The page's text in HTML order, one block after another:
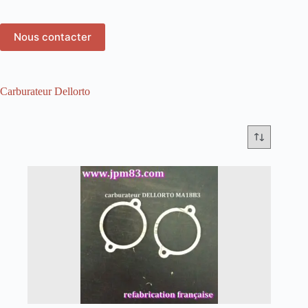
Carburateur Dellorto
Nous contacter